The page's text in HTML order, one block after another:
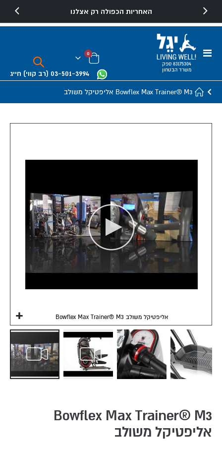
האחריות הכפולה רק אצלנו
Toggle
83175304 ספק
משרד הבטחון
03-501-3994 (רב קווי) חייג
Cart
0פריטים
Bowflex Max Trainer® M3 אליפטיקל משולב
Bowflex Max Trainer® M3 אליפטיקל משולב
beginning
of
Bowflex Max Trainer® M3
אליפטיקל משולב